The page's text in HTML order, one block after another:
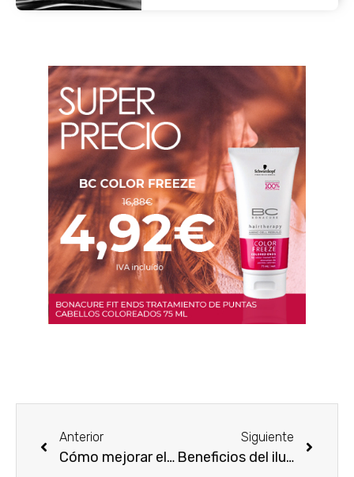
Anterior
Cómo mejorar el aspecto de las manos
Siguiente
Beneficios del iluminador de tez Touche Éclat